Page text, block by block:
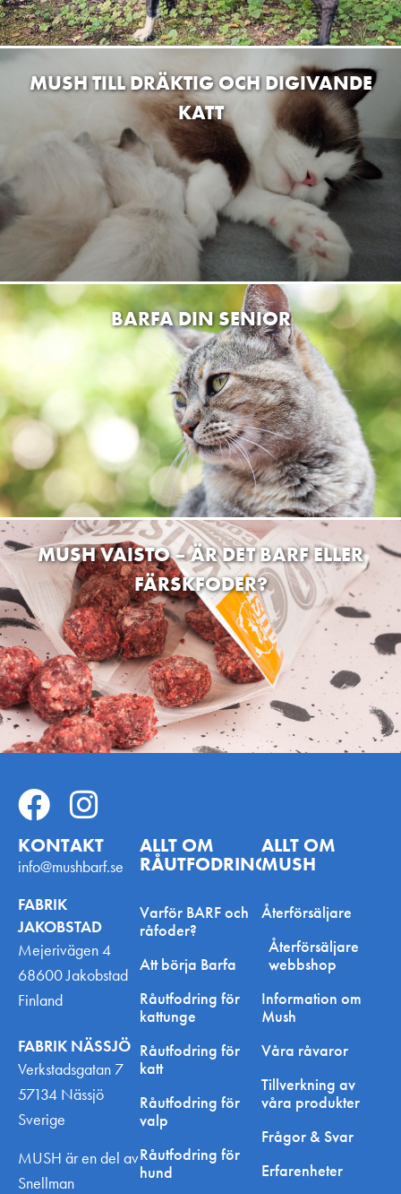
MUSH TILL DRÄKTIG OCH DIGIVANDE
KATT
BARFA DIN SENIOR
MUSH VAISTO – ÄR DET BARF ELLER
FÄRSKFODER?
KONTAKT
info@mushbarf.se
FABRIK
JAKOBSTAD
Mejerivägen 4
68600 Jakobstad
Finland
FABRIK NÄSSJÖ
Verkstadsgatan 7
57134 Nässjö
Sverige
MUSH är en del av
Snellman
ALLT OM
RÅUTFODRING
Varför BARF och
råfoder?
Att börja Barfa
Råutfodring för
kattunge
Råutfodring för
katt
Råutfodring för
valp
Råutfodring för
hund
ALLT OM
MUSH
Återförsäljare
Återförsäljare
webbshop
Information om
Mush
Våra råvaror
Tillverkning av
våra produkter
Frågor & Svar
Erfarenheter